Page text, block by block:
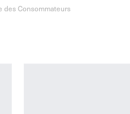
des Consommateurs